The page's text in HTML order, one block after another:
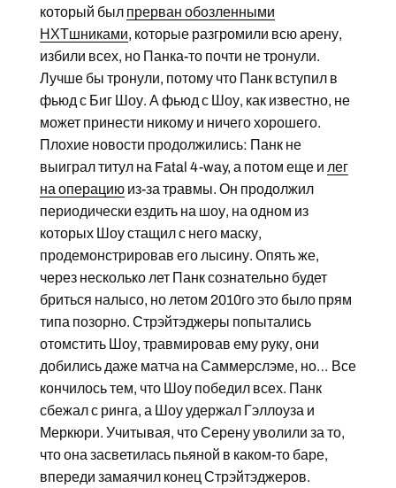
который был прерван обозленными
НХТшниками, которые разгромили всю арену,
избили всех, но Панка-то почти не тронули.
Лучше бы тронули, потому что Панк вступил в
фьюд с Биг Шоу. А фьюд с Шоу, как известно, не
может принести никому и ничего хорошего.
Плохие новости продолжились: Панк не
выиграл титул на Fatal 4-way, а потом еще и лег
на операциюиз-за травмы. Он продолжил
периодически ездить на шоу, на одном из
которых Шоу стащил с него маску,
продемонстрировав его лысину. Опять же,
через несколько лет Панк сознательно будет
бриться налысо, но летом 2010го это было прям
типа позорно. Стрэйтэджеры попытались
отомстить Шоу, травмировав ему руку, они
добились даже матча на Саммерслэме, но… Все
кончилось тем, что Шоу победил всех. Панк
сбежал с ринга, а Шоу удержал Гэллоуза и
Меркюри. Учитывая, что Серену уволили за то,
что она засветилась пьяной в каком-то баре,
впереди замаячил конец Стрэйтэджеров.